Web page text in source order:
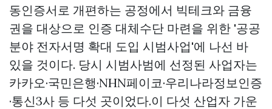
동인증서로 개편하는 공정에서 빅테크와 금융
권을 대상으로 인증 대체수단 마련을 위한 '공공
분야 전자서명 확대 도입 시범사업'에 나선 바
있을 것이다. 당시 시범사범에 선정된 사업자는
카카오·국민은행·NHN페이코·우리나라정보인증
·통신3사 등 다섯 곳이었다.이 다섯 산업자 가운